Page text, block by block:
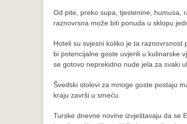
Od pite, preko supa, tjestenine, humusa,
raznovrsna može biti ponuda u sklopu
Hoteli su svjesni koliko je ta
bi potencijalne goste uvjerili u kulinarske
se gotovo neprekidno nude jela za svaki
Švedski stolovi za mnoge goste postaju
kraju završi u smeću.
Turske dnevne novine izvještavaju da se